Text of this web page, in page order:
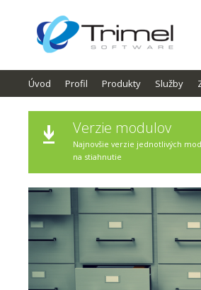
Úvod Profil Produkty Služby
Verzie modulov
Najnovšie verzie jednotlivých
na stiahnutie